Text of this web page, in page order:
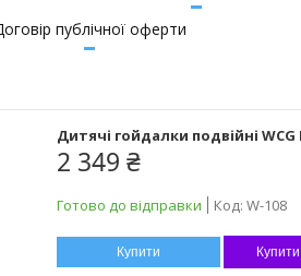
публічної оферти
Дитячі гойдалки подвійні
2 349 ₴
Готово до відправки Код: W-108
Купити Купити